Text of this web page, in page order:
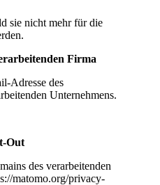
sie nicht mehr für die
Firma
Adresse des
Unternehmens.
Out
des verarbeitenden
matomo.org/privacy-